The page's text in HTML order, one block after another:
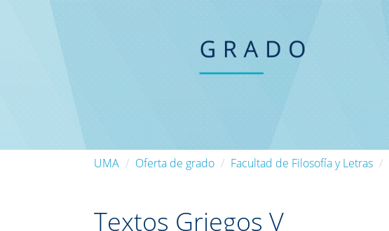
UMA Oferta de grado Facultad de Filosofía y Letras
Textos Griegos V